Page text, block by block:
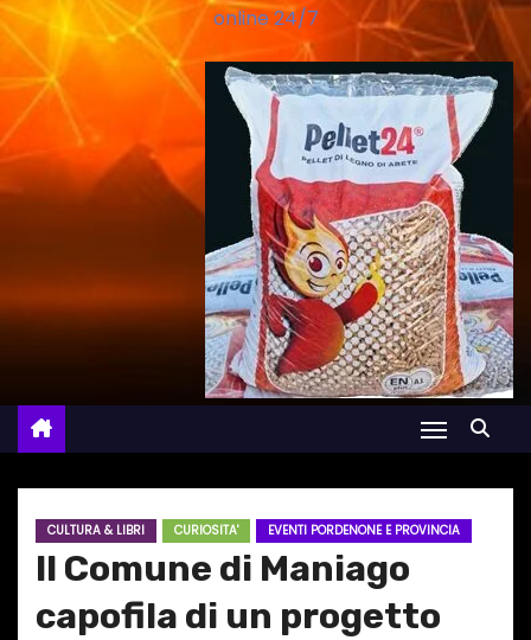
online 24/7
CULTURA & LIBRI CURIOSITA' EVENTI PORDENONE E PROVINCIA
Il Comune di Maniago
capofila di un progetto